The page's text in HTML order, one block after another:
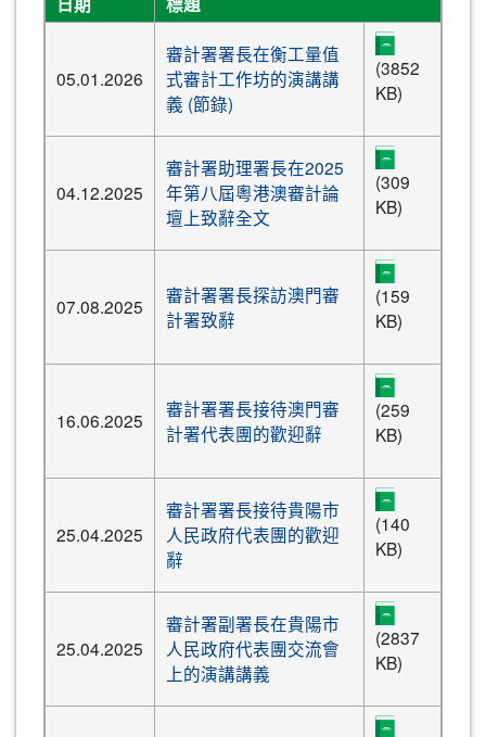
05.01.2026
審計署署長在衡工量值
式審計工作坊的演講講
義 (節錄)
(3852
KB)
04.12.2025
審計署助理署長在2025
年第八屆粵港澳審計論
壇上致辭全文
(309
KB)
07.08.2025
審計署署長探訪澳門審
計署致辭
(159
KB)
16.06.2025
審計署署長接待澳門審
計署代表團的歡迎辭
(259
KB)
25.04.2025
審計署署長接待貴陽市
人民政府代表團的歡迎
辭
(140
KB)
25.04.2025
審計署副署長在貴陽市
人民政府代表團交流會
上的演講講義
(2837
KB)